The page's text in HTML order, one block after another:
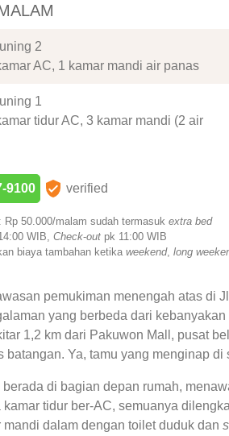
2
AC, 1 kamar mandi air panas
1
tidur AC, 3 kamar mandi (2 air
9100 verified
: Rp 50.000/malam sudah termasuk extra bed
WIB, Check-out pk 11:00 WIB
biaya tambahan ketika weekend, long
pemukiman menengah atas di
yang berbeda dari
1,2 km dari Pakuwon Mall, pusat
batangan. Ya, tamu yang menginap
berada di bagian depan rumah,
kamar tidur ber-AC, semuanya
mandi dalam dengan toilet duduk dan